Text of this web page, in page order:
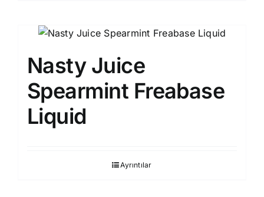
Nasty Juice
Spearmint Freabase
Liquid
Ayrıntılar